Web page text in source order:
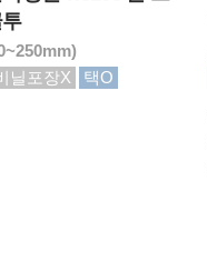
닐포장X 택O